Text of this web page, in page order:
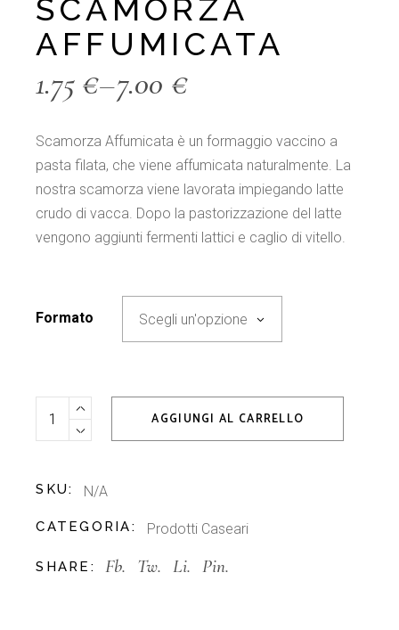
SCAMORZA
AFFUMICATA
1.75 €–7.00 €
Scamorza Affumicata è un formaggio vaccino a
pasta filata, che viene affumicata naturalmente. La
nostra scamorza viene lavorata impiegando latte
crudo di vacca. Dopo la pastorizzazione del latte
vengono aggiunti fermenti lattici e caglio di vitello.
Formato Scegli un'opzione
Scamorza affumicata quantity
AGGIUNGI AL CARRELLO
SKU: N/A
CATEGORIA: Prodotti Caseari
SHARE: Fb. Tw. Li. Pin.